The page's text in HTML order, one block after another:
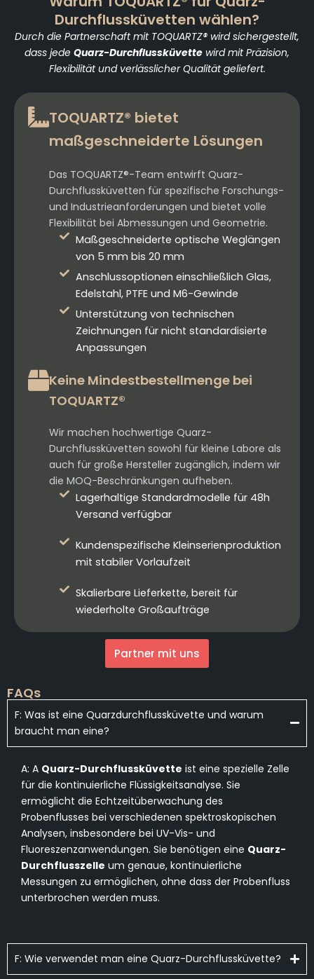
Durchflussküvetten wählen?
Durch die Partnerschaft mit TOQUARTZ® wird sichergestellt,
dass jede Quarz-Durchflussküvette wird mit Präzision,
Flexibilität und verlässlicher Qualität geliefert.
TOQUARTZ® bietet
maßgeschneiderte Lösungen
Das TOQUARTZ®-Team entwirft Quarz-
Durchflussküvetten für spezifische Forschungs-
und Industrieanforderungen und bietet volle
Flexibilität bei Abmessungen und Geometrie.
Maßgeschneiderte optische Weglängen
von 5 mm bis 20 mm
Anschlussoptionen einschließlich Glas,
Edelstahl, PTFE und M6-Gewinde
Unterstützung von technischen
Zeichnungen für nicht standardisierte
Anpassungen
Keine Mindestbestellmenge bei
TOQUARTZ®
Wir machen hochwertige Quarz-
Durchflussküvetten sowohl für kleine Labore als
auch für große Hersteller zugänglich, indem wir
die MOQ-Beschränkungen aufheben.
Lagerhaltige Standardmodelle für 48h
Versand verfügbar
Kundenspezifische Kleinserienproduktion
mit stabiler Vorlaufzeit
Skalierbare Lieferkette, bereit für
wiederholte Großaufträge
Partner mit uns
FAQs
F: Was ist eine Quarzdurchflussküvette und warum
braucht man eine?
A: A Quarz-Durchflussküvette ist eine spezielle Zelle
für die kontinuierliche Flüssigkeitsanalyse. Sie
ermöglicht die Echtzeitüberwachung des
Probenflusses bei verschiedenen spektroskopischen
Analysen, insbesondere bei UV-Vis- und
Fluoreszenzanwendungen. Sie benötigen eine Quarz-
Durchflusszelle um genaue, kontinuierliche
Messungen zu ermöglichen, ohne dass der Probenfluss
unterbrochen werden muss.
F: Wie verwendet man eine Quarz-Durchflussküvette?